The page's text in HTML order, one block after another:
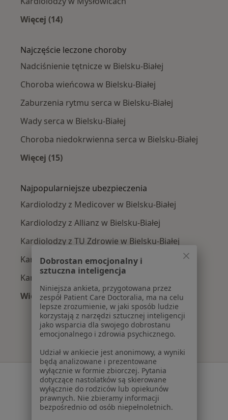
Więcej (14)
Najczęście leczone choroby
Nadciśnienie tętnicze w Bielsku-Białej
Choroba wieńcowa w Bielsku-Białej
Zaburzenia rytmu serca w Bielsku-Białej
Wady serca w Bielsku-Białej
Choroba niedokrwienna serca w Bielsku-Białej
Więcej (15)
Najpopularniejsze ubezpieczenia
Kardiolodzy z Medicover w Bielsku-Białej
Kardiolodzy z Allianz w Bielsku-Białej
Kardiolodzy z TU Zdrowie w Bielsku-Białej
Kardiolodzy z PZU Zdrowie w Bielsku-Białej
Kardiolodzy z POLMED w Bielsku-Białej
Więcej (1)
Więcej w kategorii: Najpopularniejsze
Serwis
Regulamin
Polityka prywatności pacjentów
Dobrostan emocjonalny i
sztuczna inteligencja
Niniejsza ankieta, przygotowana przez
zespół Patient Care Doctoralia, ma na celu
lepsze zrozumienie, w jaki sposób ludzie
korzystają z narzędzi sztucznej inteligencji
jako wsparcia dla swojego dobrostanu
emocjonalnego i zdrowia psychicznego.
Udział w ankiecie jest anonimowy, a wyniki
będą analizowane i prezentowane
wyłącznie w formie zbiorczej. Pytania
dotyczące nastolatków są skierowane
wyłącznie do rodziców lub opiekunów
prawnych. Nie zbieramy informacji
bezpośrednio od osób niepełnoletnich.